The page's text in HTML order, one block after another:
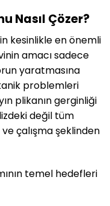
Nasıl Çözer?
kesinlikle en önemli
amacı sadece
yaratmasına
problemleri
plikanın gerginliği
değil tüm
çalışma şeklinden
temel hedefleri